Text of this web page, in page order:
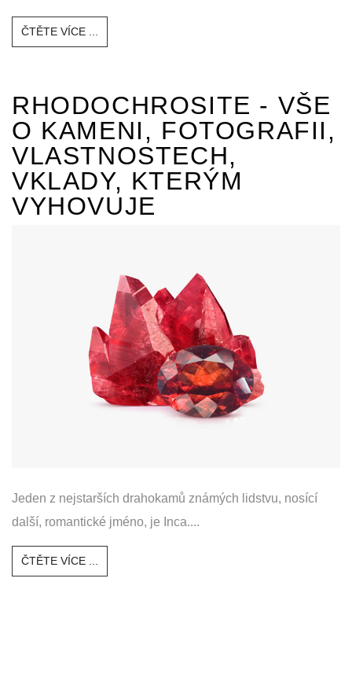
ČTĚTE VÍCE ...
RHODOCHROSITE - VŠE
O KAMENI, FOTOGRAFII,
VLASTNOSTECH,
VKLADY, KTERÝM
VYHOVUJE
Jeden z nejstarších drahokamů známých lidstvu, nosící
další, romantické jméno, je Inca....
ČTĚTE VÍCE ...